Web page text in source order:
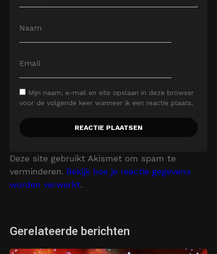
Mijn naam, e-mail en site opslaan in deze browser
voor de volgende keer wanneer ik een reactie plaats.
Deze site gebruikt Akismet om spam te
verminderen. Bekijk hoe je reactie gegevens
worden verwerkt.
Gerelateerde berichten